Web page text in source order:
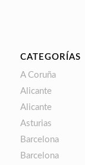
CATEGORÍAS
A Coruña
Alicante
Alicante
Asturias
Barcelona
Barcelona